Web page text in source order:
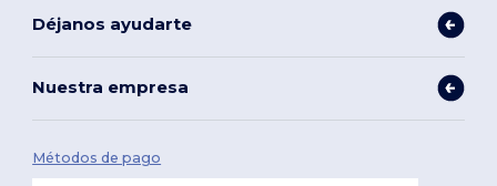
Déjanos ayudarte
Nuestra empresa
Métodos de pago